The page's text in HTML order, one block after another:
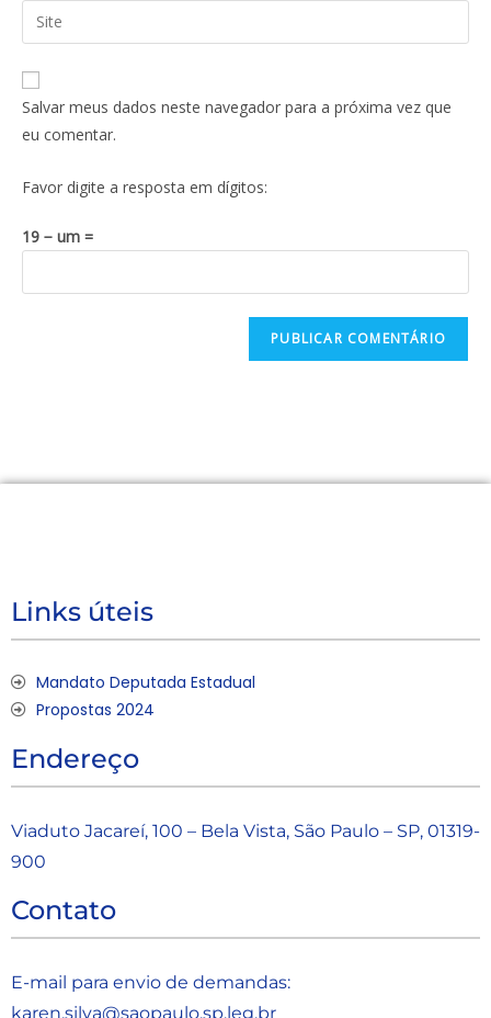
Salvar meus dados neste navegador para a próxima vez que
eu comentar.
Favor digite a resposta em dígitos:
19 − um =
Links úteis
Mandato Deputada Estadual
Propostas 2024
Endereço
Viaduto Jacareí, 100 – Bela Vista, São Paulo – SP, 01319-
900
Contato
E-mail para envio de demandas:
karen.silva@saopaulo.sp.leg.br